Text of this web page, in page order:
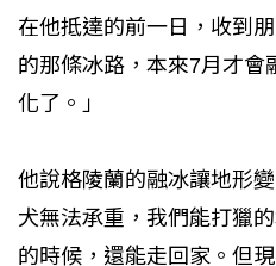
在他抵達的前一日，收到
的那條冰路，本來7月才會
化了。」
他說格陵蘭的融冰讓地形
犬無法承重，我們能打獵
的時候，還能走回家。但